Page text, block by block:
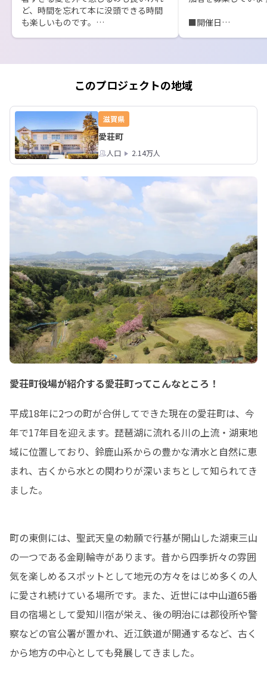
ど、時間を忘れて本に没頭できる時間
も楽しいものです。
▶図書館特集！子どもも大人も楽しめ
る工夫が揃うこだわりの図書館を紹介
します！
https://smout.jp/plans/18018
■開催日
りの館」
■内容：愛知川びん
師料・昼食弁当３回
写真代・保険料等含
■参加資格：愛荘町
知川びん細工手ま
せん　★３日間全
■定員：20名（応募
選）
■申込締切：2024
午後５時
▼詳しくはこちらを
チラシ：https://
kanko.com/wp/wp-
taikenjyuku.pdf
できます。
https://www.aisho-
kanko.com/wp/wp-
content/uploads/
mousikomisyo.pdf
このプロジェクトの地域
滋賀県
愛荘町
人口 2.14万人
愛荘町役場が紹介する愛荘町ってこんなところ！
平成18年に2つの町が合併してできた現在の愛荘町は、今
年で17年目を迎えます。琵琶湖に流れる川の上流・湖東地
域に位置しており、鈴鹿山系からの豊かな清水と自然に恵
まれ、古くから水との関わりが深いまちとして知られてき
ました。
町の東側には、聖武天皇の勅願で行基が開山した湖東三山
の一つである金剛輪寺があります。昔から四季折々の雰囲
気を楽しめるスポットとして地元の方々をはじめ多くの人
に愛され続けている場所です。また、近世には中山道65番
目の宿場として愛知川宿が栄え、後の明治には郡役所や警
察などの官公署が置かれ、近江鉄道が開通するなど、古く
から地方の中心としても発展してきました。